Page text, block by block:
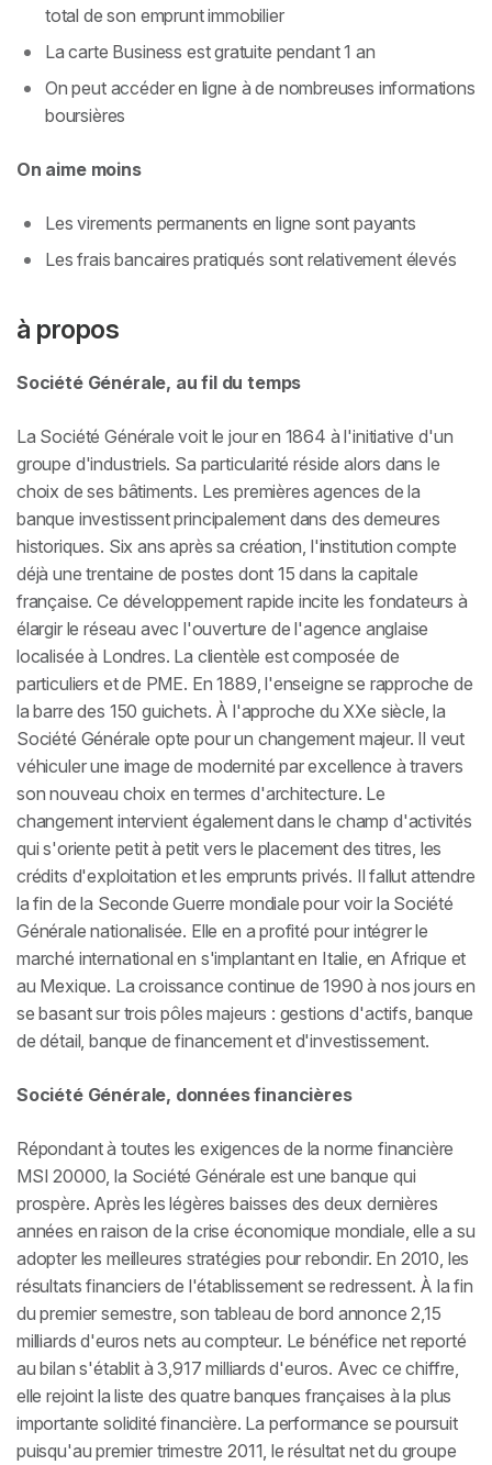
total de son emprunt immobilier
Lacarte Business est gratuite pendant 1 an
On peut accéder en ligne à de nombreuses informations
boursières
On aime moins
Les virements permanents en ligne sont payants
Les frais bancaires pratiqués sont relativement élevés
à propos
Société Générale, au fil du temps
La Société Générale voit le jour en 1864 à l'initiative d'un
groupe d'industriels. Sa particularité réside alors dans le
choix de ses bâtiments. Les premières agences de la
banque investissent principalement dans des demeures
historiques. Six ans après sa création, l'institution compte
déjà une trentaine de postes dont 15 dans la capitale
française. Ce développement rapide incite les fondateurs à
élargir le réseau avec l'ouverture de l'agence anglaise
localisée à Londres. La clientèle est composée de
particuliers et de PME. En 1889, l'enseigne se rapproche de
la barre des 150 guichets. À l'approche du XXe siècle, la
Société Générale opte pour un changement majeur. Il veut
véhiculer une image de modernité par excellence à travers
son nouveau choix en termes d'architecture. Le
changement intervient également dans le champ d'activités
qui s'oriente petit à petit vers le placement des titres, les
crédits d'exploitation et les emprunts privés. Il fallut attendre
la fin de la Seconde Guerre mondiale pour voir la Société
Générale nationalisée. Elle en a profité pour intégrer le
marché international en s'implantant en Italie, en Afrique et
au Mexique. La croissance continue de 1990 à nos jours en
se basant sur trois pôles majeurs : gestions d'actifs, banque
de détail, banque de financement et d'investissement.
Société Générale, données financières
Répondant à toutes les exigences de la norme financière
MSI 20000, la Société Générale est une banque qui
prospère. Après les légères baisses des deux dernières
années en raison de la crise économique mondiale, elle a su
adopter les meilleures stratégies pour rebondir. En 2010, les
résultats financiers de l'établissement se redressent. À la fin
du premier semestre, son tableau de bord annonce 2,15
milliards d'euros nets au compteur. Le bénéfice net reporté
au bilan s'établit à 3,917 milliards d'euros. Avec ce chiffre,
elle rejoint la liste des quatre banques françaises à la plus
importante solidité financière. La performance se poursuit
puisqu'au premier trimestre 2011, le résultat net du groupe